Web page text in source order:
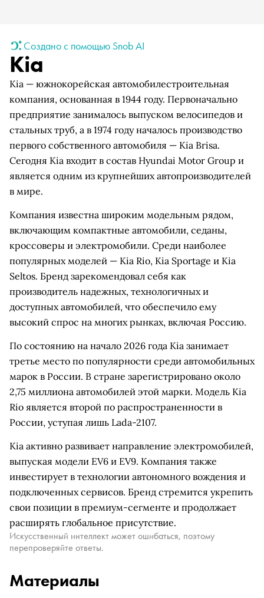
Создано с помощью Snob AI
Kia
Kia — южнокорейская автомобилестроительная
компания, основанная в 1944 году. Первоначально
предприятие занималось выпуском велосипедов и
стальных труб, а в 1974 году началось производство
первого собственного автомобиля — Kia Brisa.
Сегодня Kia входит в состав Hyundai Motor Group и
является одним из крупнейших автопроизводителей
в мире.
Компания известна широким модельным рядом,
включающим компактные автомобили, седаны,
кроссоверы и электромобили. Среди наиболее
популярных моделей — Kia Rio, Kia Sportage и Kia
Seltos. Бренд зарекомендовал себя как
производитель надежных, технологичных и
доступных автомобилей, что обеспечило ему
высокий спрос на многих рынках, включая Россию.
По состоянию на начало 2026 года Kia занимает
третье место по популярности среди автомобильных
марок в России. В стране зарегистрировано около
2,75 миллиона автомобилей этой марки. Модель Kia
Rio является второй по распространенности в
России, уступая лишь Lada-2107.
Kia активно развивает направление электромобилей,
выпуская модели EV6 и EV9. Компания также
инвестирует в технологии автономного вождения и
подключенных сервисов. Бренд стремится укрепить
свои позиции в премиум-сегменте и продолжает
расширять глобальное присутствие.
Искусственный интеллект может ошибаться, поэтому
перепроверяйте ответы.
Материалы